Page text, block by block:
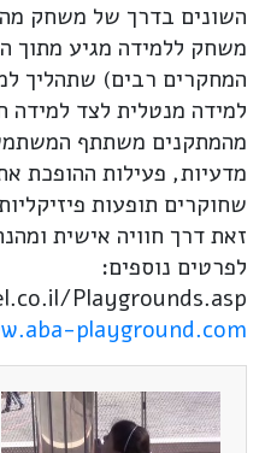
השונים בדרך של משחק
משחק ללמידה מגיע מתוך
המחקרים רבים) שתהליך
למידה מנטלית לצד למידה
מהמתקנים משתתף
מדעיות, פעילות ההופכת
שחוקרים תופעות
זאת דרך חוויה אישית
לפרטים נוספים:
Playgrounds.asp
playground.com